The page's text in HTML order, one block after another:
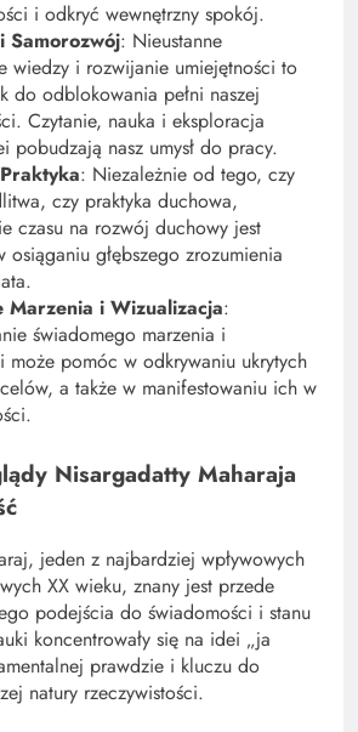
i odkryć wewnętrzny spokój.
Samorozwój: Nieustanne
wiedzy i rozwijanie umiejętności to
do odblokowania pełni naszej
Czytanie, nauka i eksploracja
pobudzają nasz umysł do pracy.
: Niezależnie od tego, czy
czy praktyka duchowa,
czasu na rozwój duchowy jest
osiąganiu głębszego zrozumienia
Marzenia i Wizualizacja:
świadomego marzenia i
może pomóc w odkrywaniu ukrytych
a także w manifestowaniu ich w
Nisargadatty Maharaja
jeden z najbardziej wpływowych
XX wieku, znany jest przede
podejścia do świadomości i stanu
koncentrowały się na idei „ja
prawdzie i kluczu do
natury rzeczywistości.